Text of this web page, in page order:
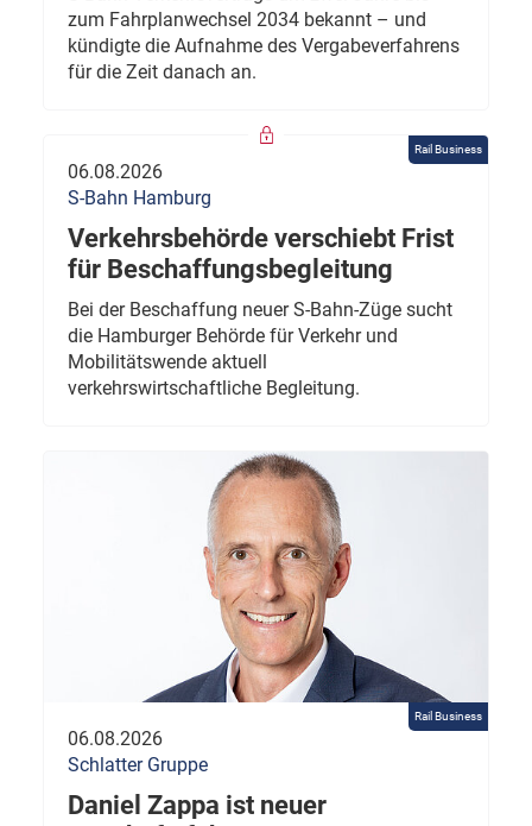
zum Fahrplanwechsel 2034 bekannt – und
kündigte die Aufnahme des Vergabeverfahrens
für die Zeit danach an.
Rail Business
06.08.2026
S-Bahn Hamburg
Verkehrsbehörde verschiebt Frist
für Beschaffungsbegleitung
Bei der Beschaffung neuer S-Bahn-Züge sucht
die Hamburger Behörde für Verkehr und
Mobilitätswende aktuell
verkehrswirtschaftliche Begleitung.
Rail Business
06.08.2026
Schlatter Gruppe
Daniel Zappa ist neuer